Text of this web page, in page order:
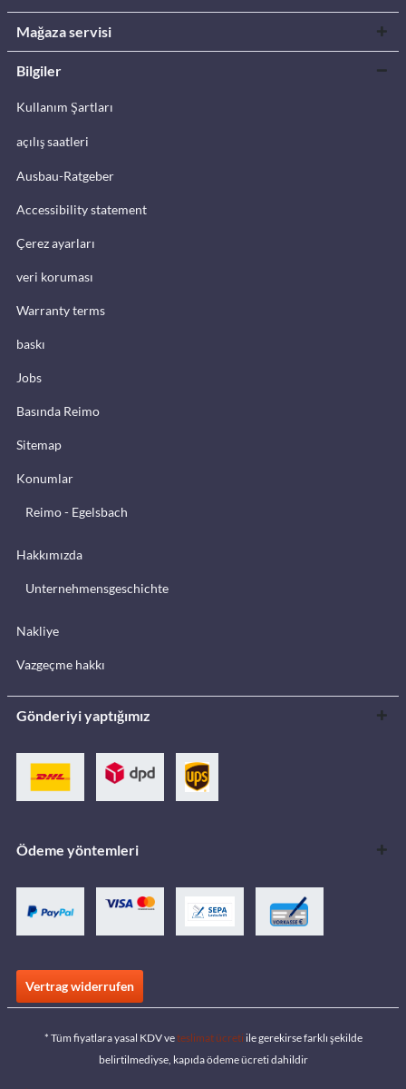
Mağaza servisi
Bilgiler
Kullanım Şartları
açılış saatleri
Ausbau-Ratgeber
Accessibility statement
Çerez ayarları
veri koruması
Warranty terms
baskı
Jobs
Basında Reimo
Sitemap
Konumlar
Reimo - Egelsbach
Hakkımızda
Unternehmensgeschichte
Nakliye
Vazgeçme hakkı
Gönderiyi yaptığımız
Ödeme yöntemleri
Vertrag widerrufen
* Tüm fiyatlara yasal KDV veteslimat ücreti ile gerekirse farklı şekilde
belirtilmediyse, kapıda ödeme ücreti dahildir